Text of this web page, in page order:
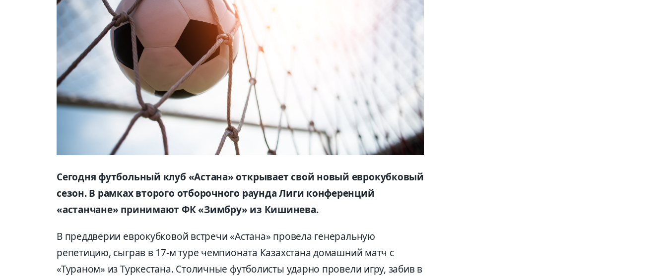
Сегодня футбольный клуб «Астана» открывает свой новый еврокубковый
сезон. В рамках второго отборочного раунда Лиги конференций
«астанчане» принимают ФК «Зимбру» из Кишинева.
В преддверии еврокубковой встречи «Астана» провела генеральную
репетицию, сыграв в 17-м туре чемпионата Казахстана домашний матч с
«Тураном» из Туркестана. Столичные футболисты ударно провели игру, забив в